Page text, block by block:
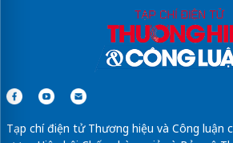
Tạp chí điện tử Thương hiệu và Công luận